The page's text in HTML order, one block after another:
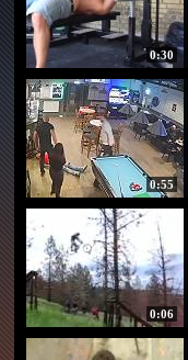
0:30
0:55
0:06